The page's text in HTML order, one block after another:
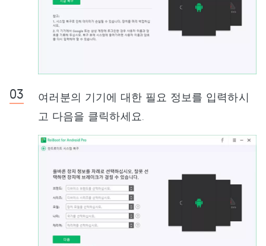
여러분의 기기에 대한 필요 정보를 입력하시
고 다음을 클릭하세요.